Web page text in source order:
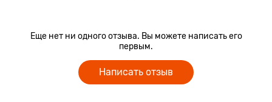
Еще нет ни одного отзыва. Вы можете написать его
первым.
Написать отзыв